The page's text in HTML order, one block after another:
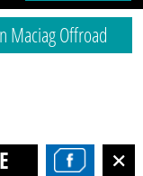
Maciag Offroad